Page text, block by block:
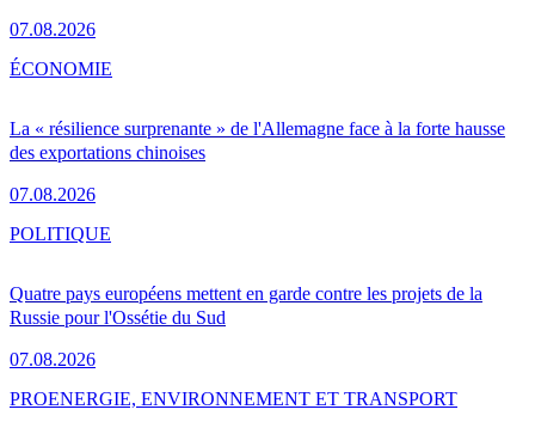
07.08.2026
La « résilience surprenante » de l'Allemagne face à la forte hausse
des exportations chinoises
07.08.2026
ÉCONOMIE
Quatre pays européens mettent en garde contre les projets de la
Russie pour l'Ossétie du Sud
07.08.2026
POLITIQUE
PROENERGIE, ENVIRONNEMENT ET TRANSPORT